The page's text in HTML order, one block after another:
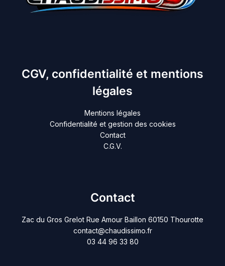
CGV, confidentialité et mentions
légales
Mentions légales
Confidentialité et gestion des cookies
Contact
C.G.V.
Contact
Zac du Gros Grelot Rue Amour Baillon 60150 Thourotte
contact@chaudissimo.fr
03 44 96 33 80